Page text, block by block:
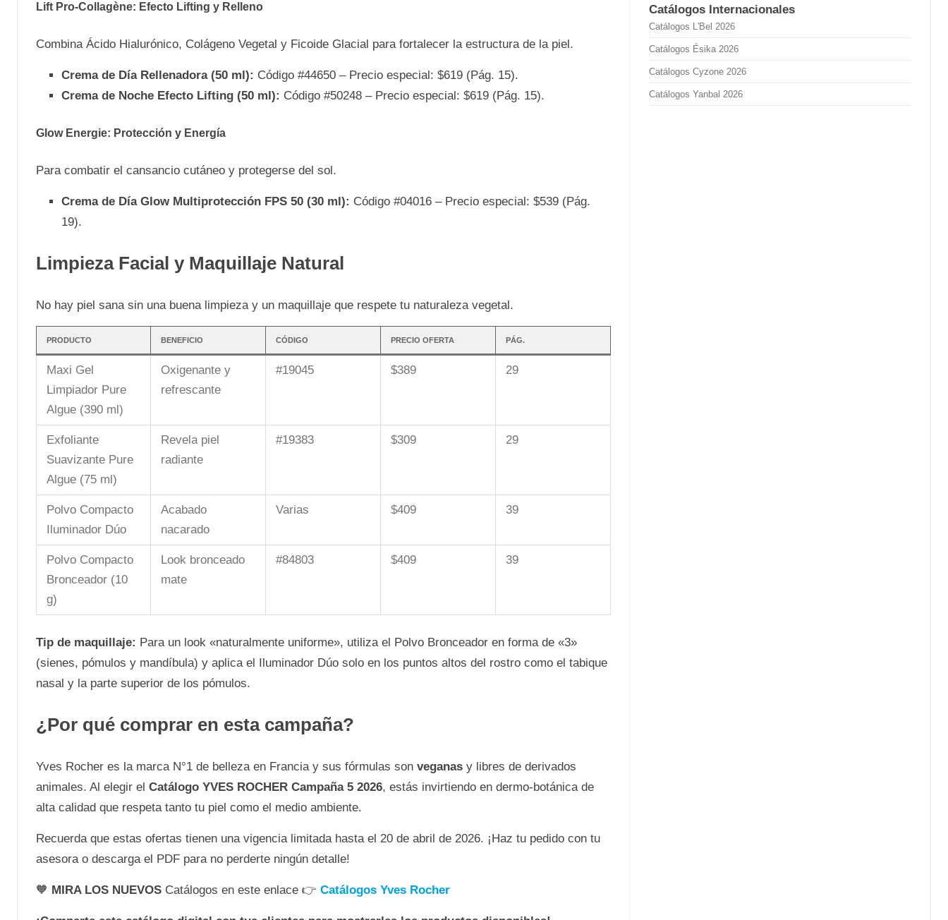
Lift Pro-Collagène: Efecto Lifting y Relleno
Combina Ácido Hialurónico, Colágeno Vegetal y Ficoide Glacial para fortalecer la estructura de la piel.
Crema de Día Rellenadora (50 ml): Código #44650 – Precio especial: $619 (Pág. 15).
Crema de Noche Efecto Lifting (50 ml): Código #50248 – Precio especial: $619 (Pág. 15).
Glow Energie: Protección y Energía
Para combatir el cansancio cutáneo y protegerse del sol.
Crema de Día Glow Multiprotección FPS 50 (30 ml): Código #04016 – Precio especial: $539 (Pág.
19).
Limpieza Facial y Maquillaje Natural
No hay piel sana sin una buena limpieza y un maquillaje que respete tu naturaleza vegetal.
PRODUCTO BENEFICIO CÓDIGO PRECIO OFERTA PÁG.
Maxi Gel
Limpiador Pure
Algue (390 ml)
Oxigenante y
refrescante
#19045 $389 29
Exfoliante
Suavizante Pure
Algue (75 ml)
Revela piel
radiante
#19383 $309 29
Polvo Compacto
Iluminador Dúo
Acabado
nacarado
Varias $409 39
Polvo Compacto
Bronceador (10
g)
Look bronceado
mate
#84803 $409 39
Tip de maquillaje: Para un look «naturalmente uniforme», utiliza el Polvo Bronceador en forma de «3»
(sienes, pómulos y mandíbula) y aplica el Iluminador Dúo solo en los puntos altos del rostro como el tabique
nasal y la parte superior de los pómulos.
¿Por qué comprar en esta campaña?
Yves Rocher es la marca N°1 de belleza en Francia y sus fórmulas son veganasy libres de derivados
animales. Al elegir el Catálogo YVES ROCHER Campaña 5 2026, estás invirtiendo en dermo-botánica de
alta calidad que respeta tanto tu piel como el medio ambiente.
Recuerda que estas ofertas tienen una vigencia limitada hasta el 20 de abril de 2026. ¡Haz tu pedido con tu
asesora o descarga el PDF para no perderte ningún detalle!
🧡 MIRA LOS NUEVOSCatálogos en este enlace 👉 Catálogos Yves Rocher
Catálogos Internacionales
Catálogos L'Bel 2026
Catálogos Ésika 2026
Catálogos Cyzone 2026
Catálogos Yanbal 2026